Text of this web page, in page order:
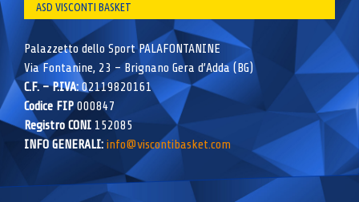
ASD VISCONTI BASKET
Palazzetto dello Sport PALAFONTANINE
Via Fontanine, 23 – Brignano Gera d’Adda (BG)
C.F. – P.IVA:02119820161
Codice FIP000847
Registro CONI 152085
INFO GENERALI: info@viscontibasket.com